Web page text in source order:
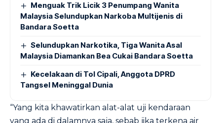
Menguak Trik Licik 3 Penumpang Wanita
Malaysia Selundupkan Narkoba Multijenis di
Bandara Soetta
Selundupkan Narkotika, Tiga Wanita Asal
Malaysia Diamankan Bea Cukai Bandara Soetta
Kecelakaan di Tol Cipali, Anggota DPRD
Tangsel Meninggal Dunia
“Yang kita khawatirkan alat-alat uji kendaraan
yang ada di dalamnya saja, sebab jika terkena air